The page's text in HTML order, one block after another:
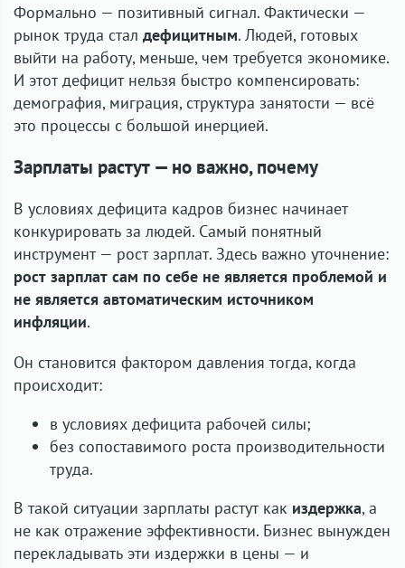
Формально — позитивный сигнал. Фактически —
рынок труда стал дефицитным. Людей, готовых
выйти на работу, меньше, чем требуется экономике.
И этот дефицит нельзя быстро компенсировать:
демография, миграция, структура занятости — всё
это процессы с большой инерцией.
Зарплаты растут — но важно, почему
В условиях дефицита кадров бизнес начинает
конкурировать за людей. Самый понятный
инструмент — рост зарплат. Здесь важно уточнение:
рост зарплат сам по себе не является проблемой и
не является автоматическим источником
инфляции.
Он становится фактором давления тогда, когда
происходит:
в условиях дефицита рабочей силы;
без сопоставимого роста производительности
труда.
В такой ситуации зарплаты растут как издержка, а
не как отражение эффективности. Бизнес вынужден
перекладывать эти издержки в цены — и